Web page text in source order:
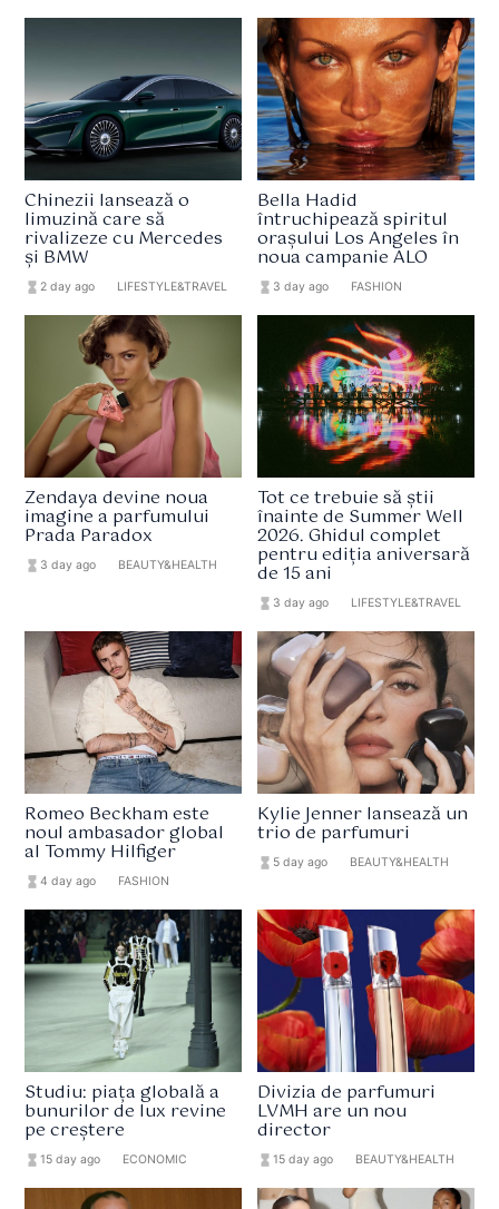
Chinezii lansează o
limuzină care să
rivalizeze cu Mercedes
și BMW
hourglass_full 2 day ago LIFESTYLE&TRAVEL
Bella Hadid
întruchipează spiritul
orașului Los Angeles în
noua campanie ALO
hourglass_full 3 day ago FASHION
Zendaya devine noua
imagine a parfumului
Prada Paradox
hourglass_full 3 day ago BEAUTY&HEALTH
Tot ce trebuie să știi
înainte de Summer Well
2026. Ghidul complet
pentru ediția aniversară
de 15 ani
hourglass_full 3 day ago LIFESTYLE&TRAVEL
Romeo Beckham este
noul ambasador global
al Tommy Hilfiger
hourglass_full4 day ago FASHION
Kylie Jenner lansează un
trio de parfumuri
hourglass_full 5 day ago BEAUTY&HEALTH
Studiu: piața globală a
bunurilor de lux revine
pe creștere
hourglass_full15 day ago ECONOMIC
Divizia de parfumuri
LVMH are un nou
director
hourglass_full 15 day ago BEAUTY&HEALTH